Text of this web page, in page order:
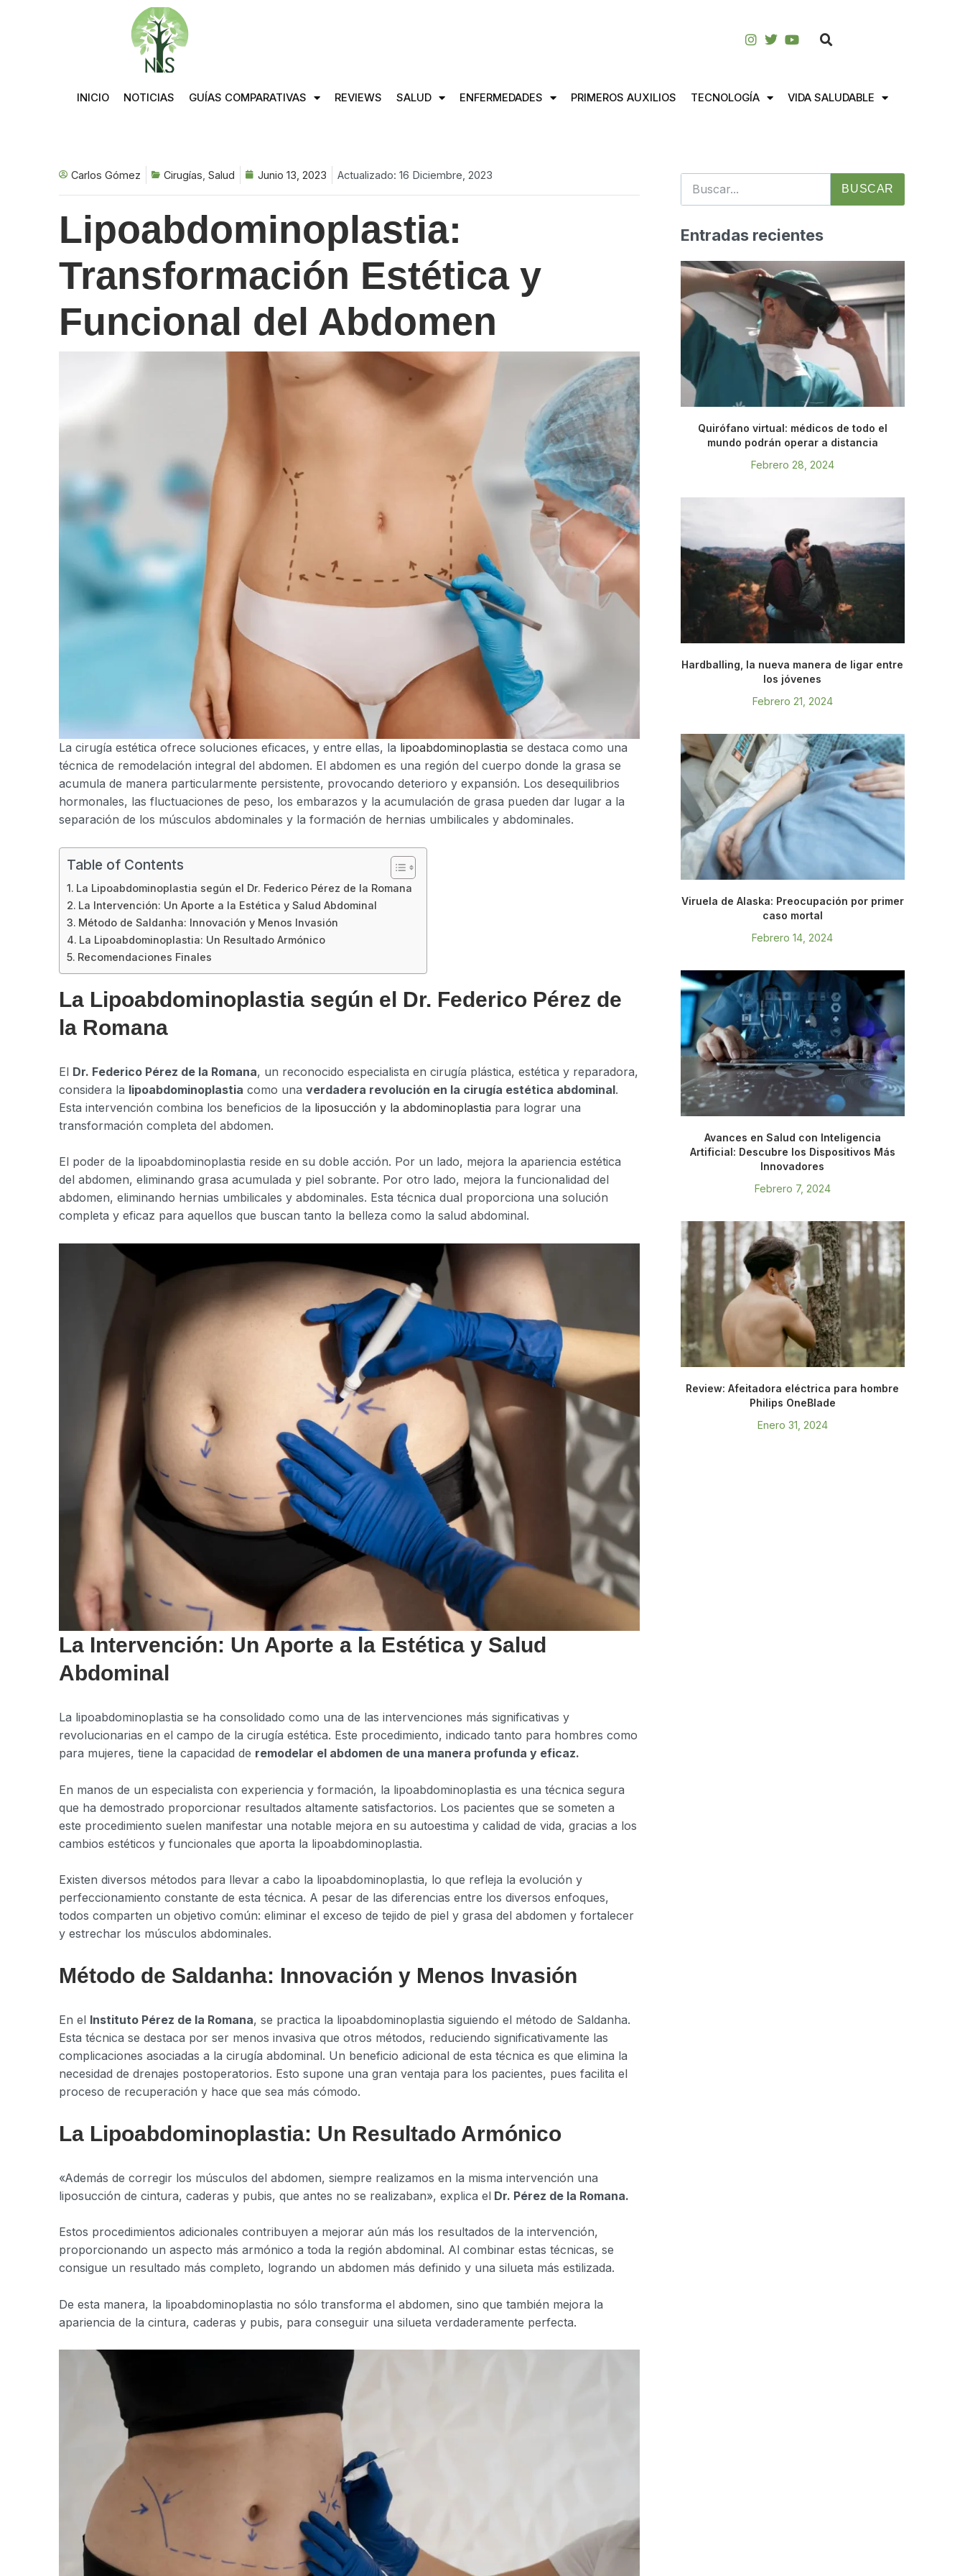
INICIO NOTICIAS GUÍAS COMPARATIVAS REVIEWS SALUD ENFERMEDADES PRIMEROS AUXILIOS TECNOLOGÍA VIDA SALUDABLE
Carlos Gómez Cirugías Salud Junio 13, 2023 Actualizado: 16 Diciembre, 2023
Lipoabdominoplastia:
Transformación Estética y
Funcional del Abdomen
La cirugía estética ofrece soluciones eficaces, y entre ellas, la lipoabdominoplastia se destaca como una
técnica de remodelación integral del abdomen. El abdomen es una región del cuerpo donde la grasa se
acumula de manera particularmente persistente, provocando deterioro y expansión. Los desequilibrios
hormonales, las fluctuaciones de peso, los embarazos y la acumulación de grasa pueden dar lugar a la
separación de los músculos abdominales y la formación de hernias umbilicales y abdominales.
Table of Contents
La Lipoabdominoplastia según el Dr. Federico Pérez de la Romana
La Intervención: Un Aporte a la Estética y Salud Abdominal
Método de Saldanha: Innovación y Menos Invasión
La Lipoabdominoplastia: Un Resultado Armónico
Recomendaciones Finales
La Lipoabdominoplastia según el Dr. Federico Pérez de
la Romana
El Dr. Federico Pérez de la Romana, un reconocido especialista en cirugía plástica, estética y reparadora,
considera la lipoabdominoplastia como una verdadera revolución en la cirugía estética abdominal.
Esta intervención combina los beneficios de la liposucción y la abdominoplastia para lograr una
transformación completa del abdomen.
El poder de la lipoabdominoplastia reside en su doble acción. Por un lado, mejora la apariencia estética
del abdomen, eliminando grasa acumulada y piel sobrante. Por otro lado, mejora la funcionalidad del
abdomen, eliminando hernias umbilicales y abdominales. Esta técnica dual proporciona una solución
completa y eficaz para aquellos que buscan tanto la belleza como la salud abdominal.
La Intervención: Un Aporte a la Estética y Salud
Abdominal
La lipoabdominoplastia se ha consolidado como una de las intervenciones más significativas y
revolucionarias en el campo de la cirugía estética. Este procedimiento, indicado tanto para hombres como
para mujeres, tiene la capacidad de remodelar el abdomen de una manera profunda y eficaz.
En manos de un especialista con experiencia y formación, la lipoabdominoplastia es una técnica segura
que ha demostrado proporcionar resultados altamente satisfactorios. Los pacientes que se someten a
este procedimiento suelen manifestar una notable mejora en su autoestima y calidad de vida, gracias a los
cambios estéticos y funcionales que aporta la lipoabdominoplastia.
Existen diversos métodos para llevar a cabo la lipoabdominoplastia, lo que refleja la evolución y
perfeccionamiento constante de esta técnica. A pesar de las diferencias entre los diversos enfoques,
todos comparten un objetivo común: eliminar el exceso de tejido de piel y grasa del abdomen y fortalecer
y estrechar los músculos abdominales.
Método de Saldanha: Innovación y Menos Invasión
En el Instituto Pérez de la Romana, se practica la lipoabdominoplastia siguiendo el método de Saldanha.
Esta técnica se destaca por ser menos invasiva que otros métodos, reduciendo significativamente las
complicaciones asociadas a la cirugía abdominal. Un beneficio adicional de esta técnica es que elimina la
necesidad de drenajes postoperatorios. Esto supone una gran ventaja para los pacientes, pues facilita el
proceso de recuperación y hace que sea más cómodo.
La Lipoabdominoplastia: Un Resultado Armónico
«Además de corregir los músculos del abdomen, siempre realizamos en la misma intervención una
liposucción de cintura, caderas y pubis, que antes no se realizaban», explica el Dr. Pérez de la Romana.
Estos procedimientos adicionales contribuyen a mejorar aún más los resultados de la intervención,
proporcionando un aspecto más armónico a toda la región abdominal. Al combinar estas técnicas, se
consigue un resultado más completo, logrando un abdomen más definido y una silueta más estilizada.
De esta manera, la lipoabdominoplastia no sólo transforma el abdomen, sino que también mejora la
apariencia de la cintura, caderas y pubis, para conseguir una silueta verdaderamente perfecta.
BUSCAR
Entradas recientes
Quirófano virtual: médicos de todo el
mundo podrán operar a distancia
Febrero 28, 2024
Hardballing, la nueva manera de ligar entre
los jóvenes
Febrero 21, 2024
Viruela de Alaska: Preocupación por primer
caso mortal
Febrero 14, 2024
Avances en Salud con Inteligencia
Artificial: Descubre los Dispositivos Más
Innovadores
Febrero 7, 2024
Review: Afeitadora eléctrica para hombre
Philips OneBlade
Enero 31, 2024